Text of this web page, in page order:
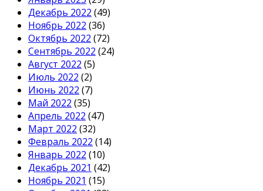
Декабрь 2022 (49)
Ноябрь 2022 (36)
Октябрь 2022 (72)
Сентябрь 2022 (24)
Август 2022 (5)
Июль 2022 (2)
Июнь 2022 (7)
Май 2022 (35)
Апрель 2022 (47)
Март 2022 (32)
Февраль 2022 (14)
Январь 2022 (10)
Декабрь 2021 (42)
Ноябрь 2021 (15)